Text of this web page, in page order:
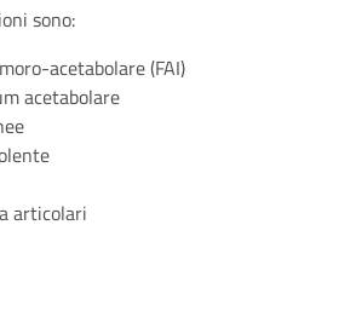
sono:
acetabolare (FAI)
acetabolare
articolari